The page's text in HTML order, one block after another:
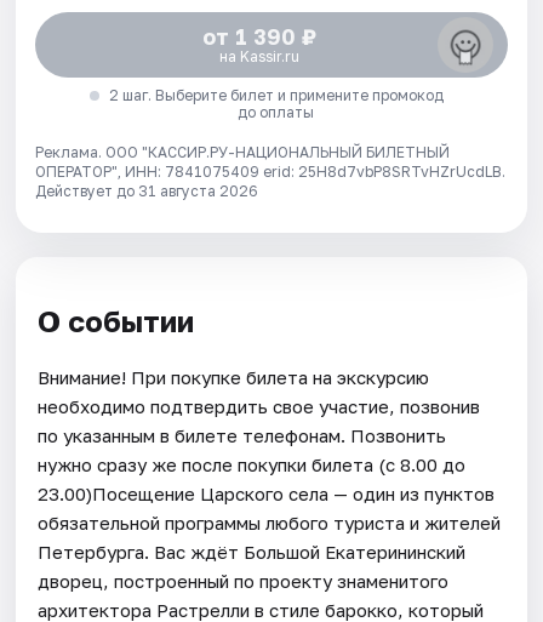
от 1 390 ₽
на Kassir.ru
2 шаг. Выберите билет и примените промокод
до оплаты
Реклама. ООО "КАССИР.РУ-НАЦИОНАЛЬНЫЙ БИЛЕТНЫЙ
ОПЕРАТОР", ИНН: 7841075409 erid: 25H8d7vbP8SRTvHZrUcdLB.
Действует до 31 августа 2026
О событии
Внимание! При покупке билета на экскурсию
необходимо подтвердить свое участие, позвонив
по указанным в билете телефонам. Позвонить
нужно сразу же после покупки билета (с 8.00 до
23.00)Посещение Царского села — один из пунктов
обязательной программы любого туриста и жителей
Петербурга. Вас ждёт Большой Екатерининский
дворец, построенный по проекту знаменитого
архитектора Растрелли в стиле барокко, который